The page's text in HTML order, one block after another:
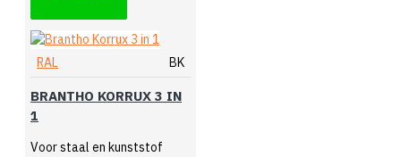
RAL BK
BRANTHO KORRUX 3 IN
1
Voor staal en kunststof